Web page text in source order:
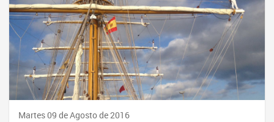
Martes 09 de Agosto de 2016